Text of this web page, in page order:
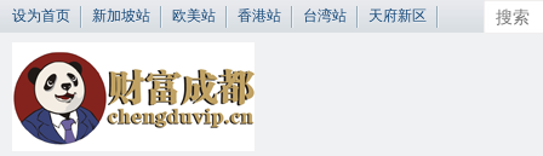
设为首页 新加坡站 欧美站 香港站 台湾站 天府新区